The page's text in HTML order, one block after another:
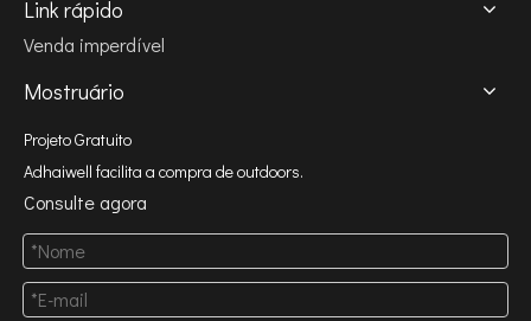
Link rápido
Venda imperdível
Mostruário
Projeto Gratuito
Adhaiwell facilita a compra de outdoors.
Consulte agora